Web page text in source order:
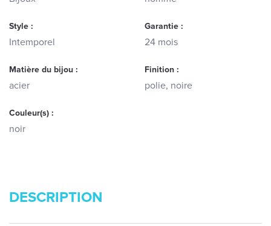
Style :
Intemporel
Garantie :
24 mois
Matière du bijou :
acier
Finition :
polie, noire
Couleur(s) :
noir
DESCRIPTION